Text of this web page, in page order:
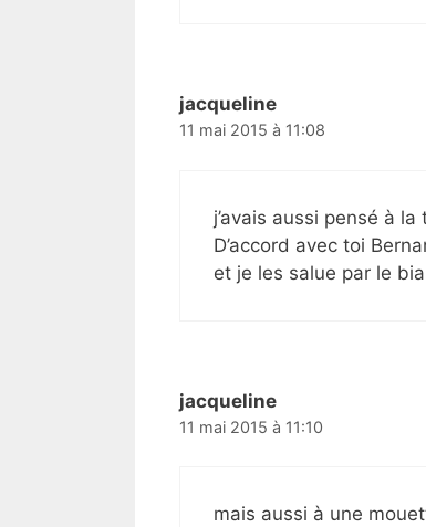
jacqueline
11 mai 2015 à 11:08
j’avais aussi pensé à
D’accord avec toi
et je les salue par le
jacqueline
11 mai 2015 à 11:10
mais aussi à une